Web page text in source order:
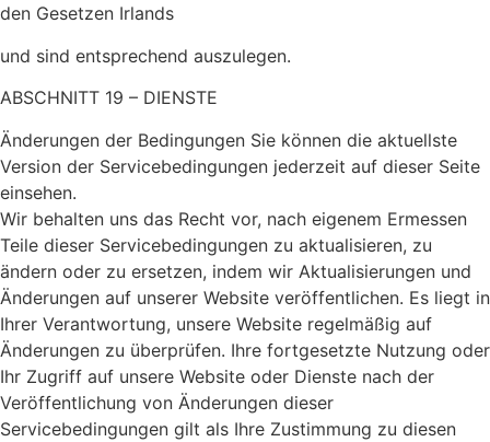
den Gesetzen Irlands
und sind entsprechend auszulegen.
ABSCHNITT 19 – DIENSTE
Änderungen der Bedingungen Sie können die aktuellste
Version der Servicebedingungen jederzeit auf dieser Seite
einsehen.
Wir behalten uns das Recht vor, nach eigenem Ermessen
Teile dieser Servicebedingungen zu aktualisieren, zu
ändern oder zu ersetzen, indem wir Aktualisierungen und
Änderungen auf unserer Website veröffentlichen. Es liegt in
Ihrer Verantwortung, unsere Website regelmäßig auf
Änderungen zu überprüfen. Ihre fortgesetzte Nutzung oder
Ihr Zugriff auf unsere Website oder Dienste nach der
Veröffentlichung von Änderungen dieser
Servicebedingungen gilt als Ihre Zustimmung zu diesen